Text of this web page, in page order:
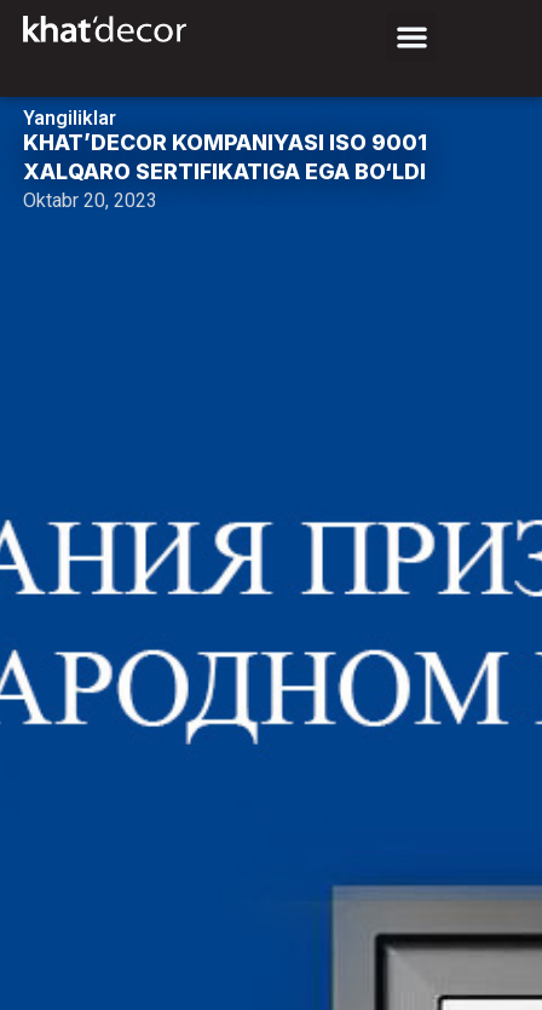
Yangiliklar
KHAT’DECOR KOMPANIYASI ISO 9001
XALQARO SERTIFIKATIGA EGA BO‘LDI
Oktabr 20, 2023